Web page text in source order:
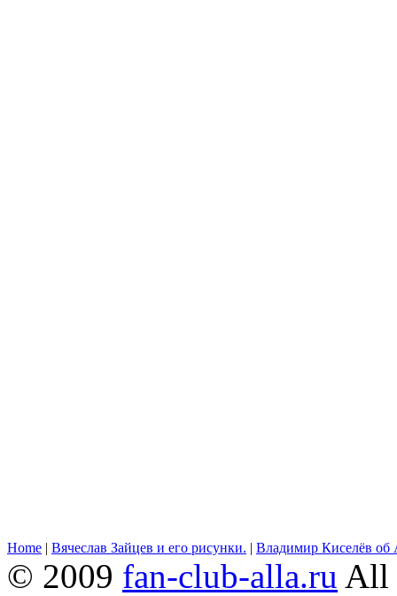
Home | Вячеслав Зайцев и его рисунки. | Владимир Киселёв об
© 2009 fan-club-alla.ru All